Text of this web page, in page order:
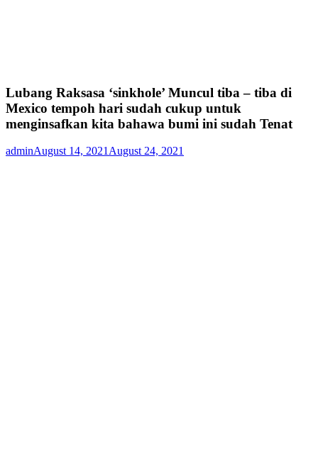
Lubang Raksasa ‘sinkhole’ Muncul tiba – tiba di
Mexico tempoh hari sudah cukup untuk
menginsafkan kita bahawa bumi ini sudah Tenat
adminAugust 14, 2021August 24, 2021